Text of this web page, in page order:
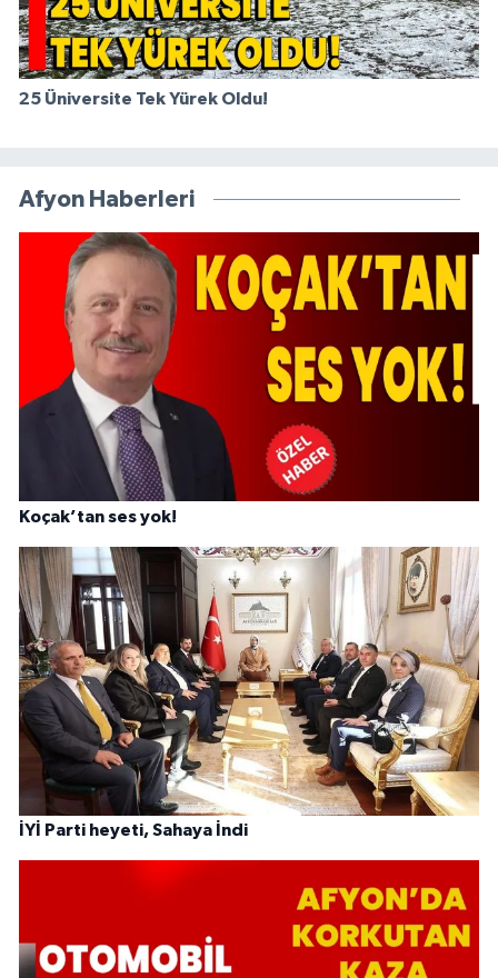
25 Üniversite Tek Yürek Oldu!
Afyon Haberleri
Koçak’tan ses yok!
İYİ Parti heyeti, Sahaya İndi